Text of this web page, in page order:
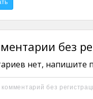
без
нет, напишите